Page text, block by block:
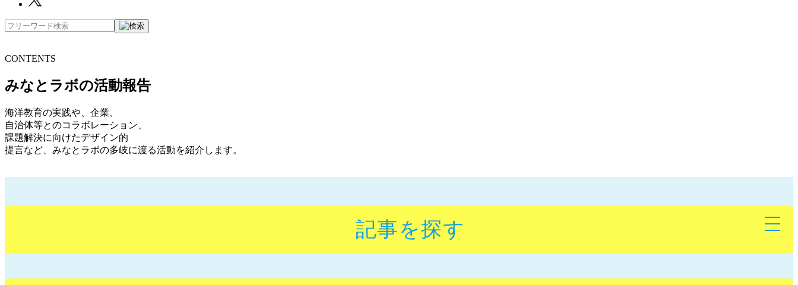
CONTENTS
みなとラボの活動報告
海洋教育の実践や、企業、
自治体等とのコラボレーション、
課題解決に向けたデザイン的
提言など、みなとラボの多岐に渡る活動を紹介します。
記事を探す